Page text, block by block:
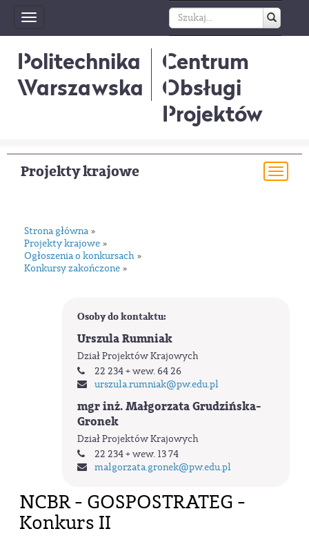
Toggle
navigation
Politechnika
Warszawska
Centrum
Obsługi
Projektów
Projekty krajowe
Strona główna »
Projekty krajowe »
Ogłoszenia o konkursach »
Konkursy zakończone »
Osoby do kontaktu:
Urszula Rumniak
Dział Projektów Krajowych
22 234 + wew. 64 26
urszula.rumniak@pw.edu.pl
mgr inż. Małgorzata Grudzińska-
Gronek
Dział Projektów Krajowych
22 234 + wew. 13 74
malgorzata.gronek@pw.edu.pl
NCBR - GOSPOSTRATEG -
Konkurs II